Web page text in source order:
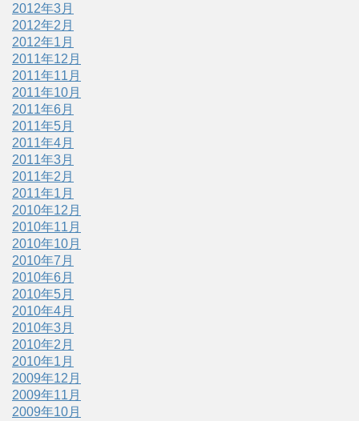
2012年3月
2012年2月
2012年1月
2011年12月
2011年11月
2011年10月
2011年6月
2011年5月
2011年4月
2011年3月
2011年2月
2011年1月
2010年12月
2010年11月
2010年10月
2010年7月
2010年6月
2010年5月
2010年4月
2010年3月
2010年2月
2010年1月
2009年12月
2009年11月
2009年10月